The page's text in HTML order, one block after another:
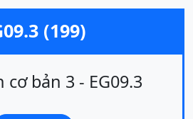
(199)
cơ bản 3 - EG09.3